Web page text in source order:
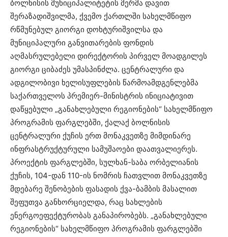
ბოლნისის მუნიციპალიტეტის მერმა დავით
შერაზადიშვილმა, ქვემო ქართლში სახელმწიფო
რწმუნებულ გიორგი დოხტურიშვილსა და
მუნიციპალური განვითარების ფონდის
აღმასრულებელი დირექტორის პირველ მოადგილეს
გიორგი ციბაძეს უმასპინძლა. ცენტრალური და
ადგილობივი ხელისუფლების წარმოამდგენლებმა
საქართველოს პრემიერ-მინისტრის ინიციატივით
დაწყებული „განახლებული რეგიონების“ სახელმწიფო
პროგრამის ფარგლებში, ქალაქ ბოლნისის
ცენტრალური ქუჩის ერთ მონაკვეთზე მიმდინარე
ინფრასტრუქტურული სამუშაოები დაათვალიერეს.
პროექტის ფარგლებში, სულხან-საბა ორბელიანის
ქუჩის, 104-დან 110-ის ნომრის ჩათვლით მონაკვეთზე
მდებარე შენობების ფასადის ქვა-ბამბის მასალით
შეფუთვა განხორციელდა, რაც სახლების
ენერგოეფექტურობას განაპირობებს. „განახლებული
რეგიონების“ სახელმწიფო პროგრამის ფარგლებში